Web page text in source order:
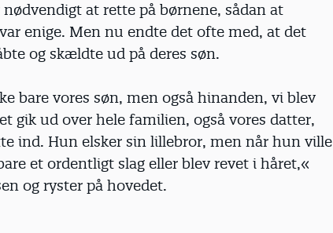
at rette på børnene, sådan at
enige. Men nu endte det ofte med, at det
og skældte ud på deres søn.
bare vores søn, men også hinanden, vi blev
gik ud over hele familien, også vores datter,
ind. Hun elsker sin lillebror, men når hun ville
et ordentligt slag eller blev revet i håret,«
og ryster på hovedet.